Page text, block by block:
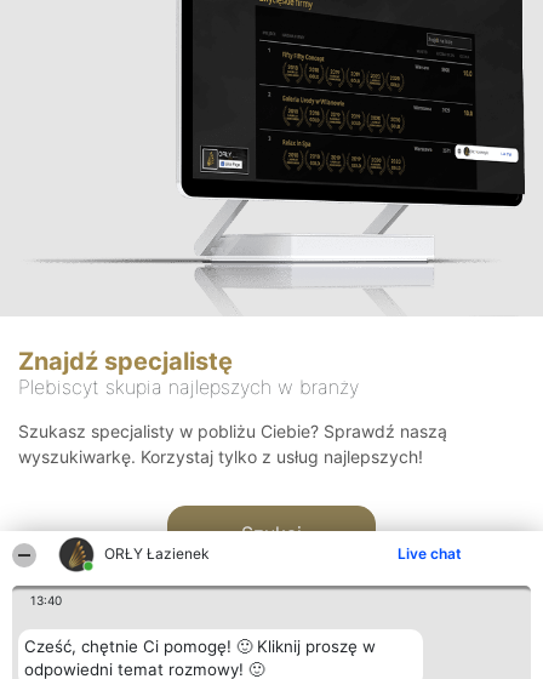
ORŁY Łazienek Live chat
13:40
Cześć, chętnie Ci pomogę! 🙂 Kliknij proszę w
odpowiedni temat rozmowy! 🙂
Znajdź specjalistę
Plebiscyt skupia najlepszych w branży
Szukasz specjalisty w pobliżu Ciebie? Sprawdź naszą
wyszukiwarkę. Korzystaj tylko z usług najlepszych!
Szukaj